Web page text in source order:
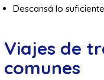
Descansá lo
Viajes de
comunes